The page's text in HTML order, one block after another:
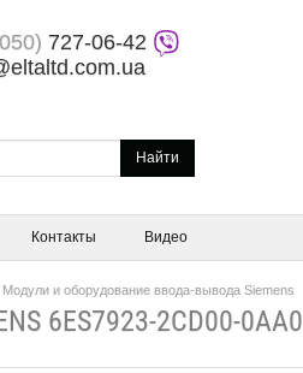
727-06-42
Найти
Контакты Видео
Модули и оборудование ввода-вывода Siemens
6ES7923-2CD00-0AA0